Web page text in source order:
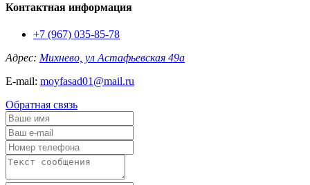
Контактная информация
+7 (967) 035-85-78
Адрес: Михнево, ул Астафьевская 49а
E-mail: moyfasad01@mail.ru
Обратная связь